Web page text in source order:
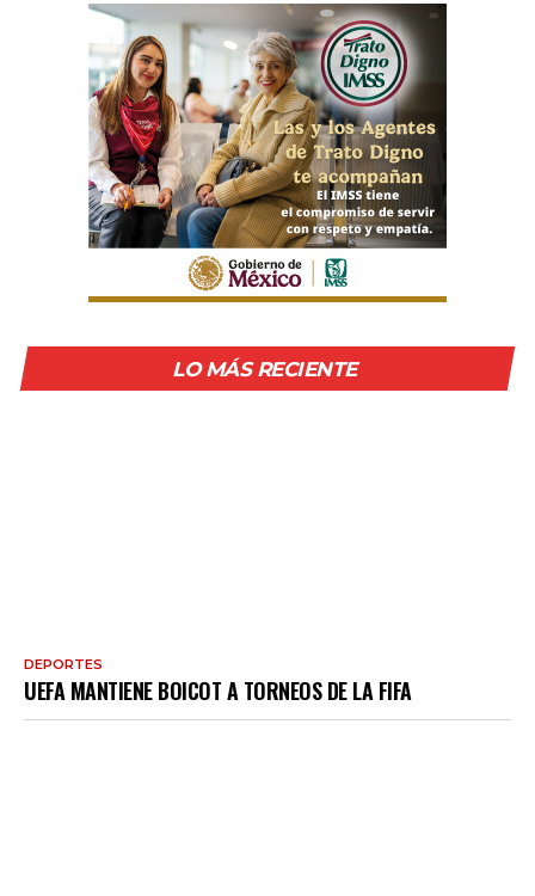
LO MÁS RECIENTE
DEPORTES
UEFA MANTIENE BOICOT A TORNEOS DE LA FIFA